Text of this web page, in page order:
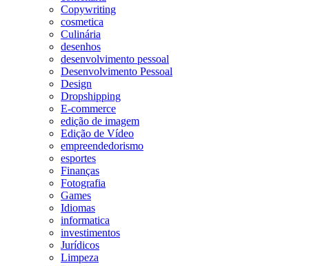
Copywriting
cosmetica
Culinária
desenhos
desenvolvimento pessoal
Desenvolvimento Pessoal
Design
Dropshipping
E-commerce
edição de imagem
Edição de Vídeo
empreendedorismo
esportes
Finanças
Fotografia
Games
Idiomas
informatica
investimentos
Jurídicos
Limpeza